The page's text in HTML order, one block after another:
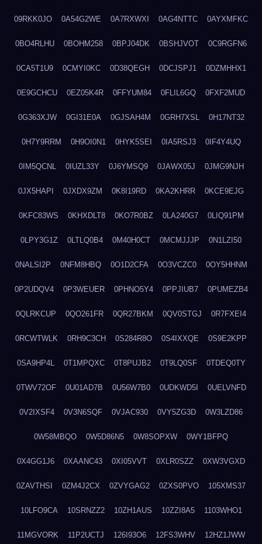
09RKK0JO 0A54G2WE 0A7RXWXI 0AG4NTTC 0AYXMFKC
0BO4RLHU 0BOHM258 0BPJ04DK 0BSHJVOT 0C9RGFN6
0CA5T1U9 0CMYI0KC 0D38QEGH 0DCJSPJ1 0DZMHHX1
0E9GCHCU 0EZ05K4R 0FFYUM84 0FLIL6GQ 0FXF2MUD
0G363XJW 0GI31E0A 0GJSAH4M 0GRH7XSL 0H17NT32
0H7Y9RRM 0H9OI0N1 0HYK5SEI 0IA5RSJ3 0IF4Y4UQ
0IM5QCNL 0IUZL33Y 0J6YMSQ9 0JAWX05J 0JMG9NJH
0JX5HAPI 0JXDX9ZM 0K8I19RD 0KA2KHRR 0KCE9EJG
0KFC83WS 0KHXDLT8 0KO7R0BZ 0LA240G7 0LIQ91PM
0LPY3G1Z 0LTLQ0B4 0M40H0CT 0MCMJJJP 0N1LZI50
0NALSI2P 0NFM8HBQ 0O1D2CFA 0O3VCZC0 0OY5HHNM
0P2UDQV4 0P3WEUER 0PHNO5Y4 0PPJIUB7 0PUMEZB4
0QLRKCUP 0QO261FR 0QR27BKM 0QV0STGJ 0R7FXEI4
0RCWTWLK 0RH9C3CH 0S284R8O 0S4IXXQE 0S9E2KPP
0SA9HP4L 0T1MPQXC 0T8PUJB2 0T9LQ0SF 0TDEQ0TY
0TWV72OF 0U01AD7B 0U56W7B0 0UDKWD5I 0UELVNFD
0V2IXSF4 0V3N6SQF 0VJAC930 0VY5ZG3D 0W3LZD86
0W58MBQO 0W5D86N5 0W8SOPXW 0WY1BFPQ
0X4GG1J6 0XAANC43 0XI05VVT 0XLR0SZZ 0XW3VGXD
0ZAVTHSI 0ZM4J2CX 0ZVYGAG2 0ZXS0PVO 105XMS37
10LFO9CA 10SRNZZ2 10ZH1AUS 10ZZI8A5 1103WHO1
11MGVORK 11P2UCTJ 126I93O6 12FS3WHV 12HZ1JWW